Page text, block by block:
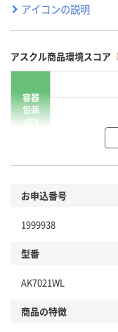
アイコンの説明
アスクル商品環境スコア
容器
包装
本体
仕組
お申込番号
1999938
型番
AK7021WL
商品の特徴